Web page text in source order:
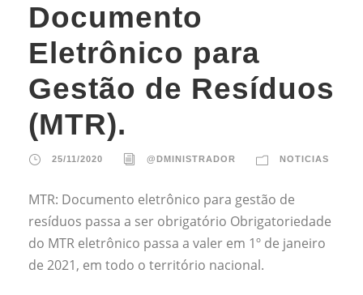
Documento
Eletrônico para
Gestão de Resíduos
(MTR).
25/11/2020 @DMINISTRADOR NOTICIAS
MTR: Documento eletrônico para gestão de
resíduos passa a ser obrigatório Obrigatoriedade
do MTR eletrônico passa a valer em 1º de janeiro
de 2021, em todo o território nacional.